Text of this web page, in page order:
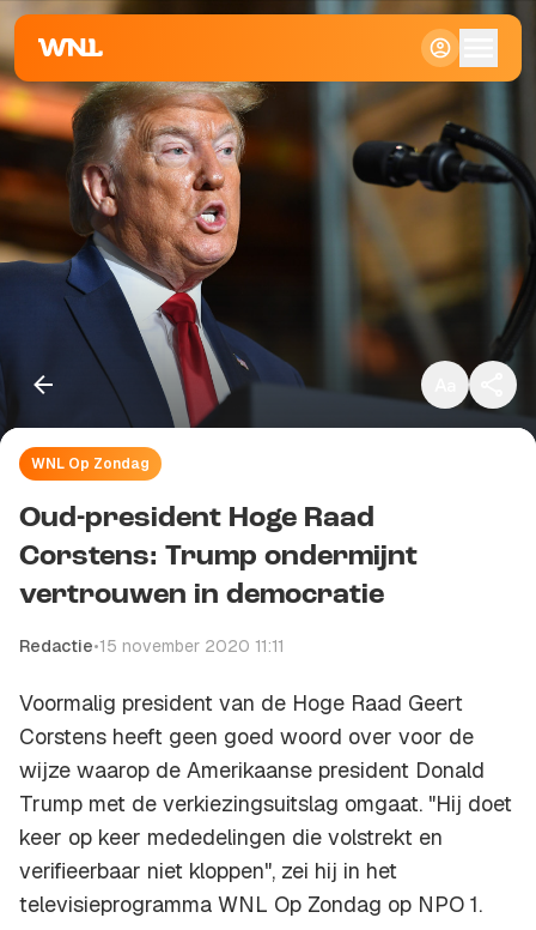
Klein
Standaard
WNL Op Zondag
Oud-president Hoge Raad
Corstens: Trump ondermijnt
vertrouwen in democratie
Redactie•15 november 2020 11:11
Voormalig president van de Hoge Raad Geert
Corstens heeft geen goed woord over voor de
wijze waarop de Amerikaanse president Donald
Trump met de verkiezingsuitslag omgaat. "Hij doet
keer op keer mededelingen die volstrekt en
verifieerbaar niet kloppen", zei hij in het
televisieprogramma WNL Op Zondag op NPO 1.